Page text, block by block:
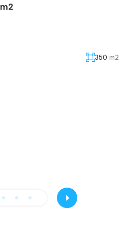
350 m2